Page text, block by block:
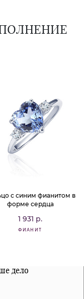
с синим фианитом в
форме сердца
1 931 р.
ФИАНИТ
дело